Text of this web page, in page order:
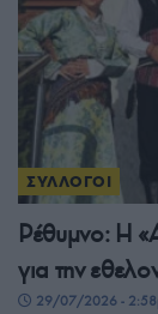
ΣΥΛΛΟΓΟΙ
Ρέθυμνο: Η
για την
29/07/2026 -